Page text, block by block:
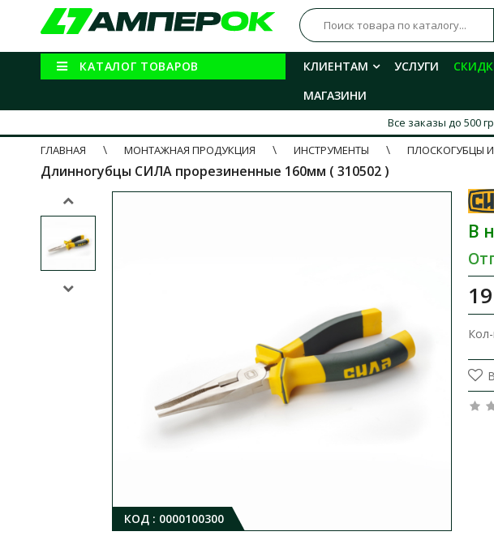
КАТАЛОГ ТОВАРОВ КЛИЕНТАМ УСЛУГИ
МАГАЗИНИ
Все заказы до 500
ГЛАВНАЯ
МОНТАЖНАЯ ПРОДУКЦИЯ ИНСТРУМЕНТЫ ПЛОСКОГУБЦЫ
Длинногубцы СИЛА прорезиненные 160мм ( 310502 )
КОД : 0000100300
В